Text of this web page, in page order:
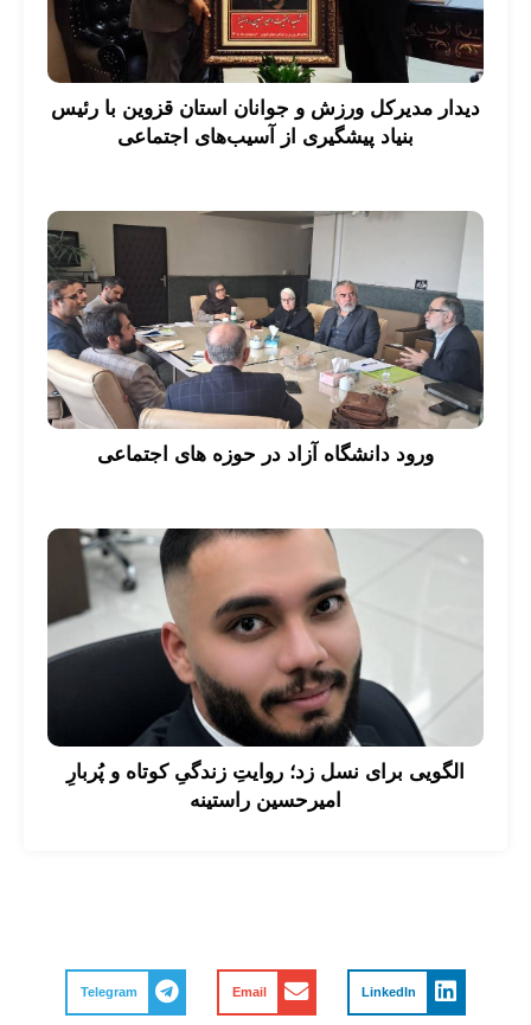
دیدار مدیرکل ورزش و جوانان استان قزوین با رئیس
بنیاد پیشگیری از آسیب‌های اجتماعی
ورود دانشگاه آزاد در حوزه های اجتماعی
الگویی برای نسل زد؛ روایتِ زندگیِ کوتاه و پُربارِ
امیرحسین راستینه
LinkedIn
Email
Telegram